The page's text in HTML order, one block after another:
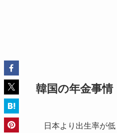
韓国の年金事情
日本より出生率が